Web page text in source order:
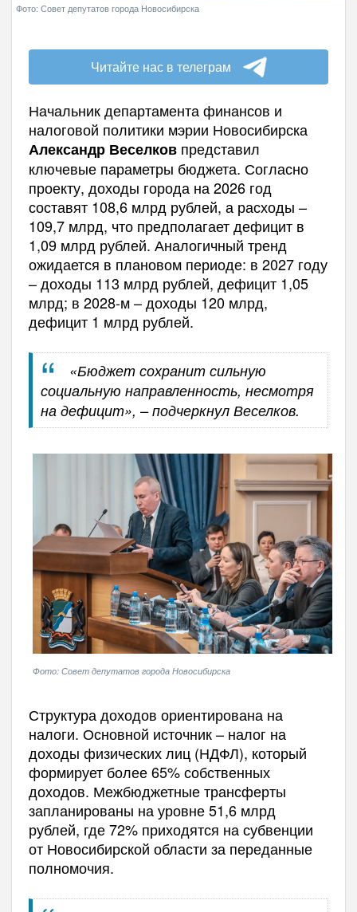
Фото: Совет депутатов города Новосибирска
Читайте нас в телеграм
Начальник департамента финансов и
налоговой политики мэрии Новосибирска
Александр Веселковпредставил
ключевые параметры бюджета. Согласно
проекту, доходы города на 2026 год
составят 108,6 млрд рублей, а расходы –
109,7 млрд, что предполагает дефицит в
1,09 млрд рублей. Аналогичный тренд
ожидается в плановом периоде: в 2027 году
– доходы 113 млрд рублей, дефицит 1,05
млрд; в 2028-м – доходы 120 млрд,
дефицит 1 млрд рублей.
«Бюджет сохранит сильную
социальную направленность, несмотря
на дефицит», – подчеркнул Веселков.
Фото: Совет депутатов города Новосибирска
Структура доходов ориентирована на
налоги. Основной источник – налог на
доходы физических лиц (НДФЛ), который
формирует более 65% собственных
доходов. Межбюджетные трансферты
запланированы на уровне 51,6 млрд
рублей, где 72% приходятся на субвенции
от Новосибирской области за переданные
полномочия.